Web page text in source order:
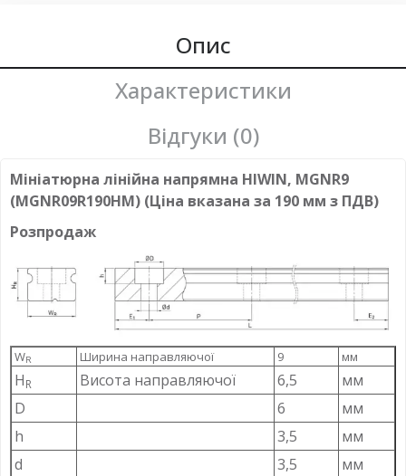
Опис
Характеристики
Відгуки (0)
Мініатюрна лінійна напрямна HIWIN, MGNR9
(MGNR09R190HM) (Ціна вказана за 190 мм з ПДВ)
Розпродаж
WR Ширина направляючої 9 мм
HR Висота направляючої 6,5
мм
D
6
мм
h
3,5
мм
d
3,5
мм